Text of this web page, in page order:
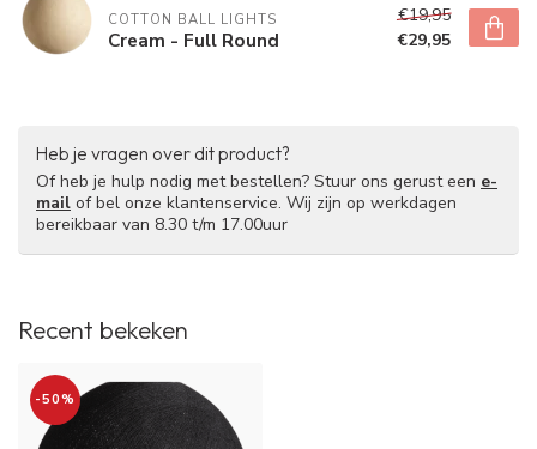
COTTON BALL LIGHTS
Cream - Full Round
€19,95
€29,95
Heb je vragen over dit product?
Of heb je hulp nodig met bestellen? Stuur ons gerust een e-
mail of bel onze klantenservice. Wij zijn op werkdagen
bereikbaar van 8.30 t/m 17.00uur
Recent bekeken
-50%